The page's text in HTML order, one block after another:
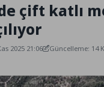
çift katlı
2025 21:06
Güncelleme: 14